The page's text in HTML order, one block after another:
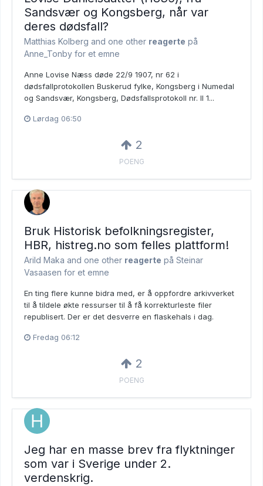
Sandsvær og Kongsberg, når var
deres dødsfall?
Matthias Kolberg and one other reagerte på
Anne_Tonby for et emne
Anne Lovise Næss døde 22/9 1907, nr 62 i
dødsfallprotokollen Buskerud fylke, Kongsberg i Numedal
og Sandsvær, Kongsberg, Dødsfallsprotokoll nr. II 1...
Lørdag 06:50
2
POENG
Bruk Historisk befolkningsregister,
HBR, histreg.no som felles plattform!
Arild Maka and one other reagerte på Steinar
Vasaasen for et emne
En ting flere kunne bidra med, er å oppfordre arkivverket
til å tildele økte ressurser til å få korrekturleste filer
republisert. Der er det desverre en flaskehals i dag.
Fredag 06:12
2
POENG
Jeg har en masse brev fra flyktninger
som var i Sverige under 2.
verdenskrig.